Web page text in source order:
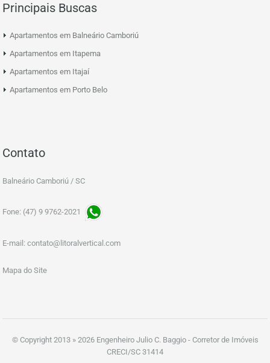
Principais Buscas
Apartamentos em Balneário Camboriú
Apartamentos em Itapema
Apartamentos em Itajaí
Apartamentos em Porto Belo
Contato
Balneário Camboriú / SC
Fone: (47) 9 9762-2021
E-mail: contato@litoralvertical.com
Mapa do Site
© Copyright 2013 » 2026 Engenheiro Julio C. Baggio - Corretor de Imóveis
CRECI/SC 31414